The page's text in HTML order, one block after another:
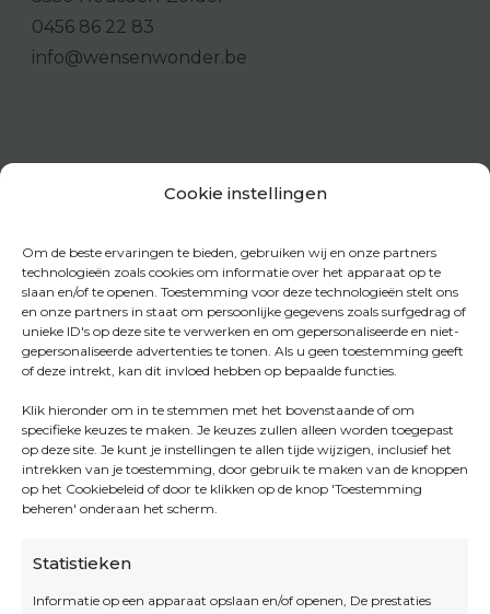
Cookie instellingen
Om de beste ervaringen te bieden, gebruiken wij en onze partners
technologieën zoals cookies om informatie over het apparaat op te
slaan en/of te openen. Toestemming voor deze technologieën stelt ons
en onze partners in staat om persoonlijke gegevens zoals surfgedrag of
unieke ID's op deze site te verwerken en om gepersonaliseerde en niet-
gepersonaliseerde advertenties te tonen. Als u geen toestemming geeft
of deze intrekt, kan dit invloed hebben op bepaalde functies.
Klik hieronder om in te stemmen met het bovenstaande of om
specifieke keuzes te maken. Je keuzes zullen alleen worden toegepast
op deze site. Je kunt je instellingen te allen tijde wijzigen, inclusief het
intrekken van je toestemming, door gebruik te maken van de knoppen
op het Cookiebeleid of door te klikken op de knop 'Toestemming
beheren' onderaan het scherm.
Statistieken
Informatie op een apparaat opslaan en/of openen, De prestaties
0456 86 22 83
info@wensenwonder.be